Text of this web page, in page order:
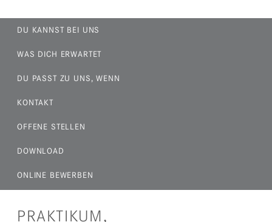
DU KANNST BEI UNS
WAS DICH ERWARTET
DU PASST ZU UNS, WENN
KONTAKT
OFFENE STELLEN
DOWNLOAD
ONLINE BEWERBEN
PRAKTIKUM,